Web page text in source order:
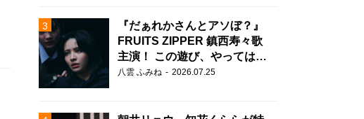
『だぁれかさんとアソぼ？』
FRUITS ZIPPER 鎮西寿々歌
主演！ この遊び、やってはい
けません。
八雲 ふみね 2026.07.25